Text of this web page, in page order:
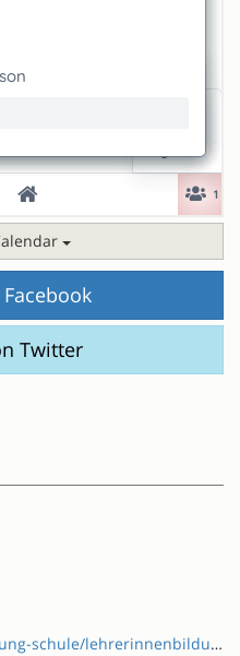
Twitter
fortbildung/effort-schule-international-entwickeln